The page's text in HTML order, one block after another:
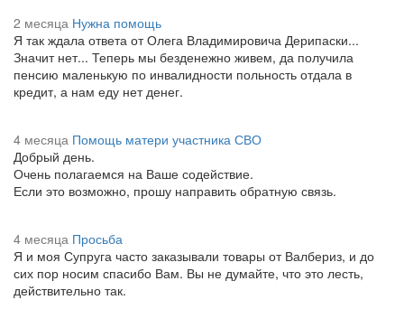
2 месяца Нужна помощь
Я так ждала ответа от Олега Владимировича Дерипаски...
Значит нет... Теперь мы безденежно живем, да получила
пенсию маленькую по инвалидности польность отдала в
кредит, а нам еду нет денег.
4 месяца Помощь матери участника СВО
Добрый день.
Очень полагаемся на Ваше содействие.
Если это возможно, прошу направить обратную связь.
4 месяца Просьба
Я и моя Супруга часто заказывали товары от Валбериз, и до
сих пор носим спасибо Вам. Вы не думайте, что это лесть,
действительно так.